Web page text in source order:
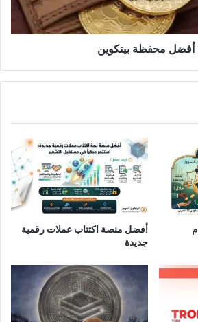
أفضل منصة اكتتاب عملات رقمية
جديدة